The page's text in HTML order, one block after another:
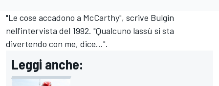
"Le cose accadono a McCarthy", scrive Bulgin
nell'intervista del 1992. "Qualcuno lassù si sta
divertendo con me, dice...".
Leggi anche: